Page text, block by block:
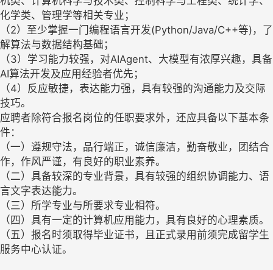
化学类、管理学等相关专业；
（2）至少掌握一门编程语言开发(Python/Java/C++等)，了
解算法与数据结构基础；
（3）学习能力较强，对AIAgent、大模型有浓厚兴趣，具备
AI算法开发及应用经验者优先；
（4）反应敏捷，表达能力强，具有较强的沟通能力及交际
技巧。
应聘者除符合报名岗位的任职要求外，还应具备以下基本条
件：
（一）遵规守法，品行端正，诚信廉洁，勤奋敬业，团结合
作，作风严谨，有良好的职业素养。
（二）具备较深的专业背景，具有较强的组织协调能力、语
言文字表达能力。
（三）所学专业与所要求专业相符。
（四）具有一定的计算机应用能力，具有良好的心理素质。
（五）报名时须取得毕业证书，且正式录用前须完成留学生
服务中心认证。